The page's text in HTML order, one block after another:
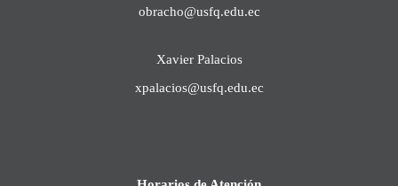
obracho@usfq.edu.ec
Xavier Palacios
xpalacios@usfq.edu.ec